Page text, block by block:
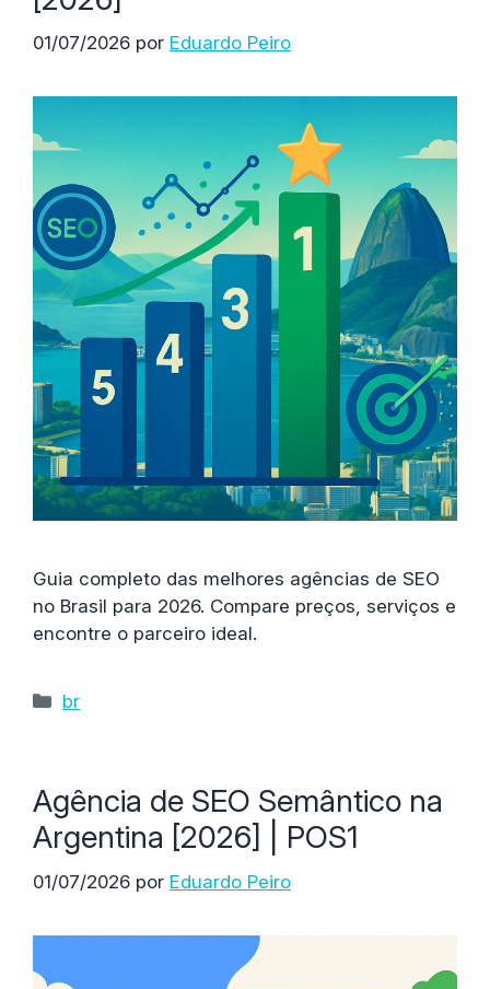
01/07/2026 por Eduardo Peiro
Guia completo das melhores agências de SEO
no Brasil para 2026. Compare preços, serviços e
encontre o parceiro ideal.
Categorías
br
Agência de SEO Semântico na
Argentina [2026] | POS1
01/07/2026 por Eduardo Peiro